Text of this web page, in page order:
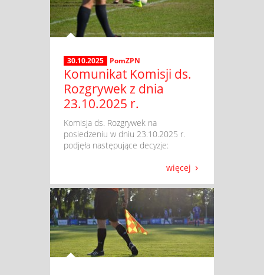
30.10.2025 PomZPN
Komunikat Komisji ds.
Rozgrywek z dnia
23.10.2025 r.
​ Komisja ds. Rozgrywek na
posiedzeniu w dniu 23.10.2025 r.
podjęła następujące decyzje:
więcej